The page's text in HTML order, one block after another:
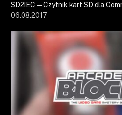
SD2IEC — Czytnik kart SD dla
06.08.2017